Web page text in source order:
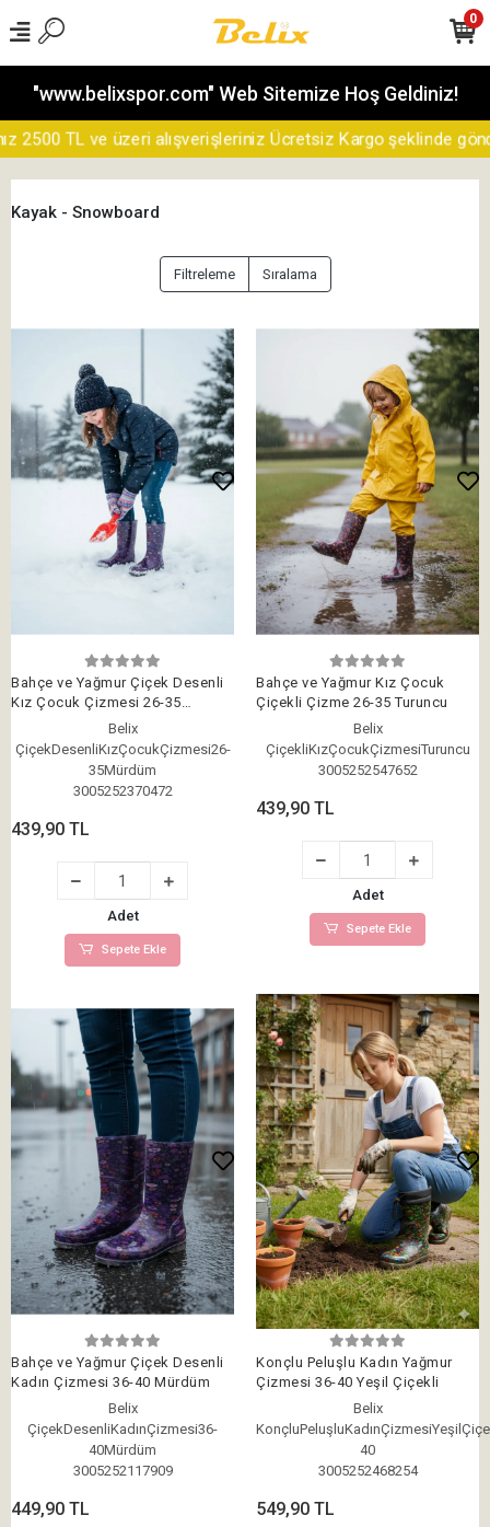
"www.belixspor.com" Web Sitemize Hoş Geldiniz!
2500 TL ve üzeri alışverişleriniz Ücretsiz Kargo şeklinde
0
Kayak - Snowboard
Filtreleme Sıralama
Bahçe ve Yağmur Çiçek Desenli
Kız Çocuk Çizmesi 26-35
Belix
ÇiçekDesenliKızÇocukÇizmesi26-
35Mürdüm
3005252370472
439,90 TL
Adet
Sepete Ekle
Bahçe ve Yağmur Kız Çocuk
Çiçekli Çizme 26-35 Turuncu
Belix
ÇiçekliKızÇocukÇizmesiTuruncu
3005252547652
439,90 TL
Adet
Sepete Ekle
Bahçe ve Yağmur Çiçek Desenli
Kadın Çizmesi 36-40 Mürdüm
Belix
ÇiçekDesenliKadınÇizmesi36-
40Mürdüm
3005252117909
449,90 TL
Konçlu Peluşlu Kadın Yağmur
Çizmesi 36-40 Yeşil Çiçekli
Belix
40
3005252468254
549,90 TL